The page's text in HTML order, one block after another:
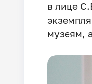
в лице
музеям,